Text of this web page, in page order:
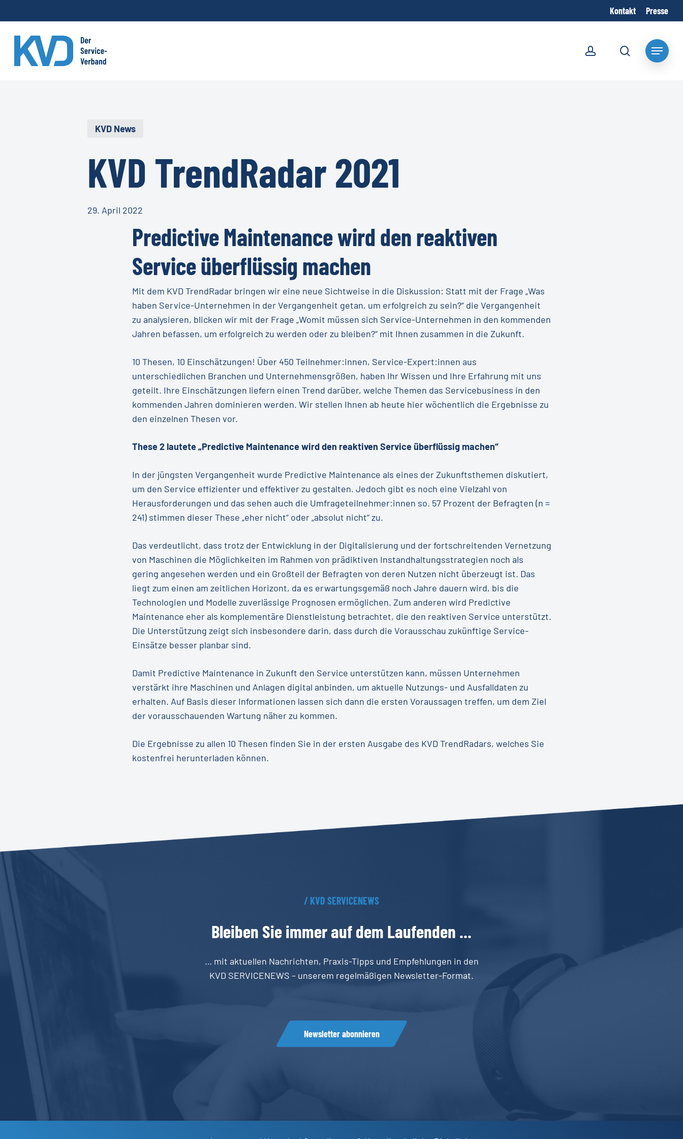
to
main
content
Kontakt Presse
Menu
search
KVD News
KVD TrendRadar 2021
29. April 2022
Predictive Maintenance wird den reaktiven
Service überflüssig machen
Mit dem KVD TrendRadar bringen wir eine neue Sichtweise in die Diskussion: Statt mit der Frage „Was
haben Service-Unternehmen in der Vergangenheit getan, um erfolgreich zu sein?“ die Vergangenheit
zu analysieren, blicken wir mit der Frage „Womit müssen sich Service-Unternehmen in den kommenden
Jahren befassen, um erfolgreich zu werden oder zu bleiben?“ mit Ihnen zusammen in die Zukunft.
10 Thesen, 10 Einschätzungen! Über 450 Teilnehmer:innen, Service-Expert:innen aus
unterschiedlichen Branchen und Unternehmensgrößen, haben Ihr Wissen und Ihre Erfahrung mit uns
geteilt. Ihre Einschätzungen liefern einen Trend darüber, welche Themen das Servicebusiness in den
kommenden Jahren dominieren werden. Wir stellen Ihnen ab heute hier wöchentlich die Ergebnisse zu
den einzelnen Thesen vor.
These 2 lautete „Predictive Maintenance wird den reaktiven Service überflüssig machen“
In der jüngsten Vergangenheit wurde Predictive Maintenance als eines der Zukunftsthemen diskutiert,
um den Service effizienter und effektiver zu gestalten. Jedoch gibt es noch eine Vielzahl von
Herausforderungen und das sehen auch die Umfrageteilnehmer:innen so. 57 Prozent der Befragten (n =
241) stimmen dieser These „eher nicht“ oder „absolut nicht“ zu.
Das verdeutlicht, dass trotz der Entwicklung in der Digitalisierung und der fortschreitenden Vernetzung
von Maschinen die Möglichkeiten im Rahmen von prädiktiven Instandhaltungsstrategien noch als
gering angesehen werden und ein Großteil der Befragten von deren Nutzen nicht überzeugt ist. Das
liegt zum einen am zeitlichen Horizont, da es erwartungsgemäß noch Jahre dauern wird, bis die
Technologien und Modelle zuverlässige Prognosen ermöglichen. Zum anderen wird Predictive
Maintenance eher als komplementäre Dienstleistung betrachtet, die den reaktiven Service unterstützt.
Die Unterstützung zeigt sich insbesondere darin, dass durch die Vorausschau zukünftige Service-
Einsätze besser planbar sind.
Damit Predictive Maintenance in Zukunft den Service unterstützen kann, müssen Unternehmen
verstärkt ihre Maschinen und Anlagen digital anbinden, um aktuelle Nutzungs- und Ausfalldaten zu
erhalten. Auf Basis dieser Informationen lassen sich dann die ersten Voraussagen treffen, um dem Ziel
der vorausschauenden Wartung näher zu kommen.
Die Ergebnisse zu allen 10 Thesen finden Sie in der ersten Ausgabe des KVD TrendRadars, welches Sie
kostenfrei herunterladen können.
/ KVD SERVICENEWS
Bleiben Sieimmeraufdem Laufenden ...
… mit aktuellen Nachrichten, Praxis-Tipps und Empfehlungen in den
KVD SERVICENEWS – unserem regelmäßigen Newsletter-Format.
Newsletter abonnieren